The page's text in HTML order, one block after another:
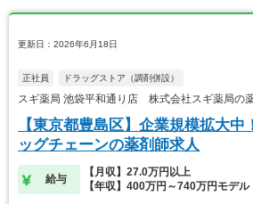
更新日：2026年6月18日
正社員 ドラッグストア（調剤併設）
スギ薬局 池袋平和通り店 株式会社スギ薬局の
【東京都豊島区】企業規模拡大中
ッグチェーンの薬剤師求人
給与
【月収】27.0万円以上
【年収】400万円～740万円モデル